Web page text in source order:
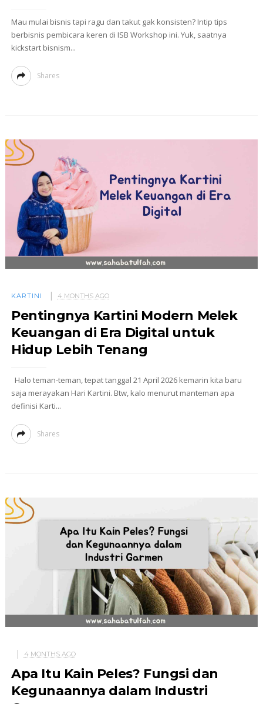
Mau mulai bisnis tapi ragu dan takut gak konsisten? Intip tips
berbisnis pembicara keren di ISB Workshop ini. Yuk, saatnya
kickstart bisnism...
Shares
KARTINI 4 MONTHS AGO
Pentingnya Kartini Modern Melek
Keuangan di Era Digital untuk
Hidup Lebih Tenang
Halo teman-teman, tepat tanggal 21 April 2026 kemarin kita baru
saja merayakan Hari Kartini. Btw, kalo menurut manteman apa
definisi Karti...
Shares
4 MONTHS AGO
Apa Itu Kain Peles? Fungsi dan
Kegunaannya dalam Industri